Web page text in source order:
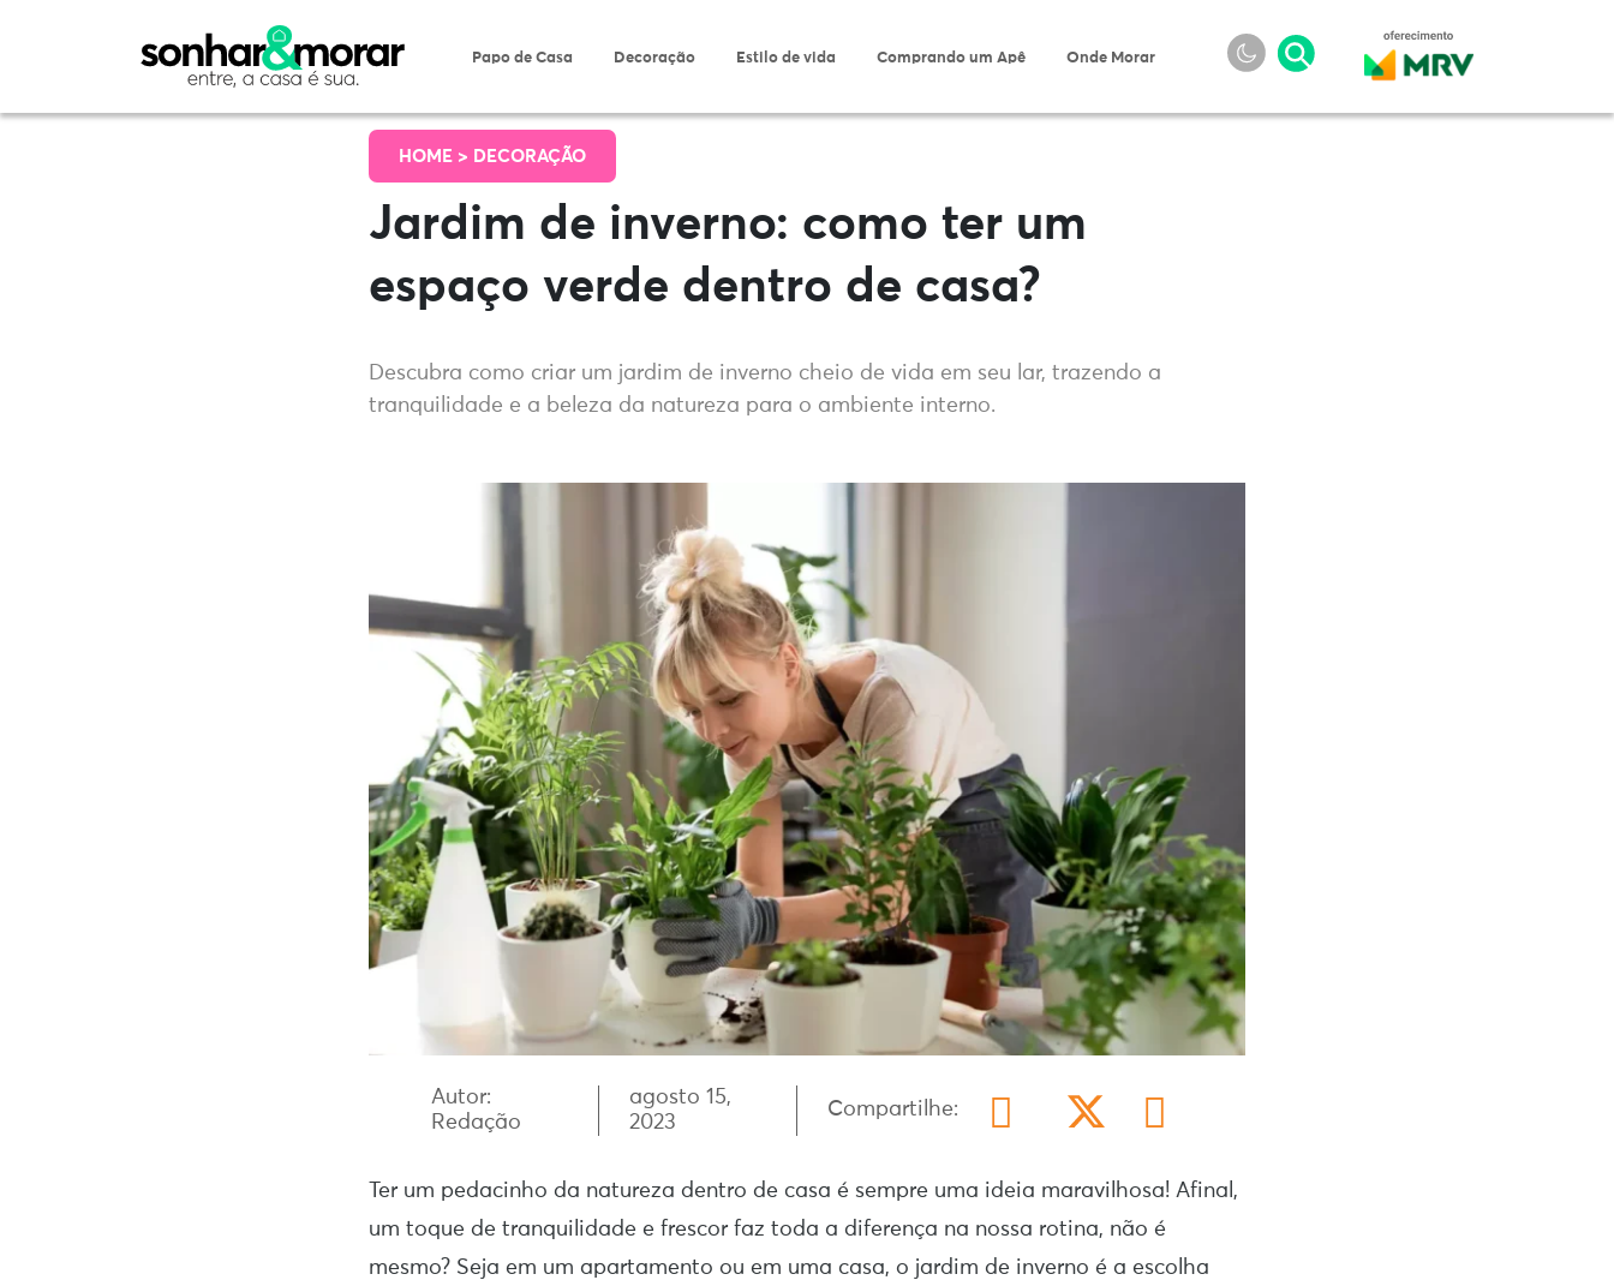
Papo de Casa Decoração Estilo de vida Comprando um Apê Onde Morar
HOME > DECORAÇÃO
Jardim de inverno: como ter um
espaço verde dentro de casa?
Descubra como criar um jardim de inverno cheio de vida em seu lar, trazendo a
tranquilidade e a beleza da natureza para o ambiente interno.
Autor:
Redação
agosto 15,
2023
Compartilhe:
Ter um pedacinho da natureza dentro de casa é sempre uma ideia maravilhosa! Afinal,
um toque de tranquilidade e frescor faz toda a diferença na nossa rotina, não é
mesmo? Seja em um apartamento ou em uma casa, o jardim de inverno é a escolha